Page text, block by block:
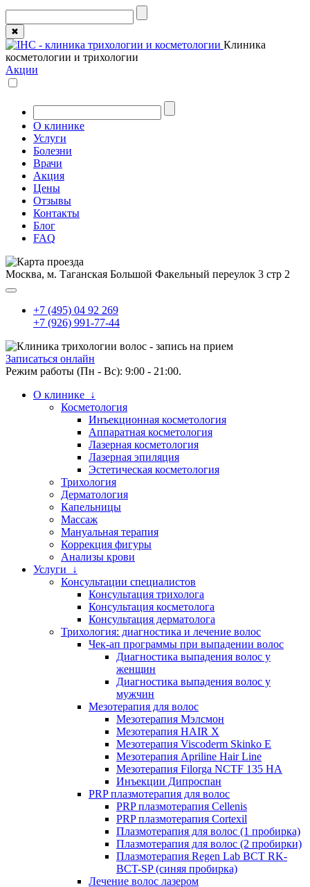
✖
Клиника
косметологии и трихологии
Акции
О клинике
Услуги
Болезни
Врачи
Акция
Цены
Отзывы
Контакты
Блог
FAQ
Москва, м. Таганская Большой Факельный переулок 3 стр 2
+7 (495) 04 92 269
+7 (926) 991-77-44
Записаться онлайн
Режим работы (Пн - Вс): 9:00 - 21:00.
О клинике ↓
Косметология
Инъекционная косметология
Аппаратная косметология
Лазерная косметология
Лазерная эпиляция
Эстетическая косметология
Трихология
Дерматология
Капельницы
Массаж
Мануальная терапия
Коррекция фигуры
Анализы крови
Услуги ↓
Консультации специалистов
Консультация трихолога
Консультация косметолога
Консультация дерматолога
Трихология: диагностика и лечение волос
Чек-ап программы при выпадении волос
Диагностика выпадения волос у
женщин
Диагностика выпадения волос у
мужчин
Мезотерапия для волос
Мезотерапия Мэлсмон
Мезотерапия HAIR X
Мезотерапия Viscoderm Skinko E
Мезотерапия Apriline Hair Line
Мезотерапия Filorga NCTF 135 HA
Инъекции Дипроспан
PRP плазмотерапия для волос
PRP плазмотерапия Cellenis
PRP плазмотерапия Cortexil
Плазмотерапия для волос (1 пробирка)
Плазмотерапия для волос (2 пробирки)
Плазмотерапия Regen Lab BCT RK-
BCT-SP (синяя пробирка)
Лечение волос лазером